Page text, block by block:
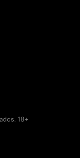
18+